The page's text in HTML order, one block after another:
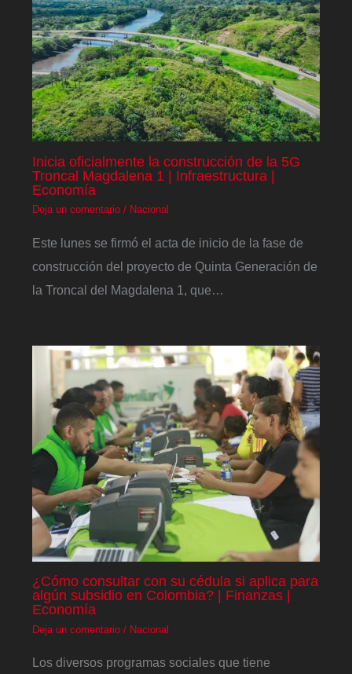
Inicia oficialmente la construcción de la 5G
Troncal Magdalena 1 | Infraestructura |
Economía
Deja un comentario / Nacional
Este lunes se firmó el acta de inicio de la fase de
construcción del proyecto de Quinta Generación de
la Troncal del Magdalena 1, que…
¿Cómo consultar con su cédula si aplica para
algún subsidio en Colombia? | Finanzas |
Economía
Deja un comentario / Nacional
Los diversos programas sociales que tiene